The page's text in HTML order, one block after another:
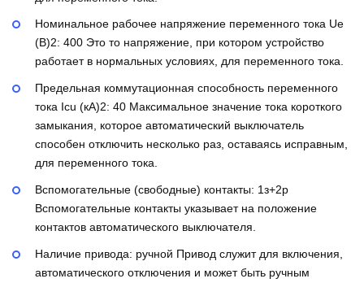
Номинальное рабочее напряжение переменного тока Ue
(В)2: 400 Это то напряжение, при котором устройство
работает в нормальных условиях, для переменного тока.
Предельная коммутационная способность переменного
тока Icu (кА)2: 40 Максимальное значение тока короткого
замыкания, которое автоматический выключатель
способен отключить несколько раз, оставаясь исправным,
для переменного тока.
Вспомогательные (свободные) контакты: 1з+2р
Вспомогательные контакты указывает на положение
контактов автоматического выключателя.
Наличие привода: ручной Привод служит для включения,
автоматического отключения и может быть ручным